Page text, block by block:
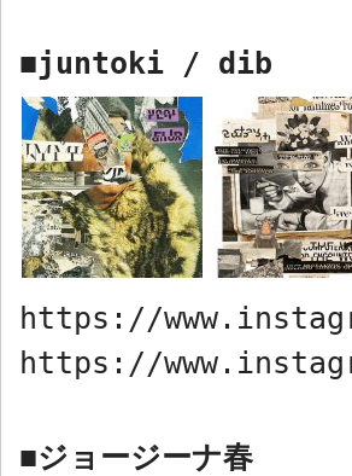
■juntoki / dib
https://
https://
■ジョージーナ春